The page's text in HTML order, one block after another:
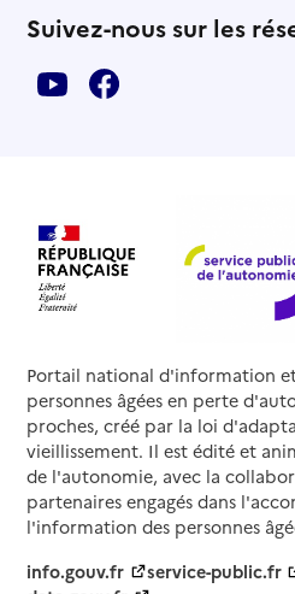
Suivez-nous sur les
Portail national d'information
personnes âgées en perte
proches, créé par la loi
vieillissement. Il est édité et
de l'autonomie, avec la
partenaires engagés dans
l'information des personnes
info.gouv.fr
service-public.fr